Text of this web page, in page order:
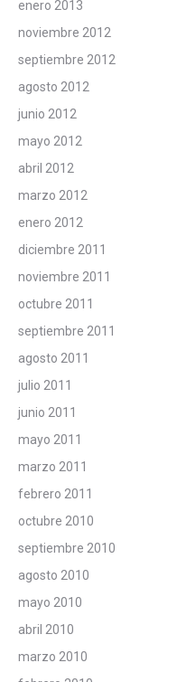
enero 2013
noviembre 2012
septiembre 2012
agosto 2012
junio 2012
mayo 2012
abril 2012
marzo 2012
enero 2012
diciembre 2011
noviembre 2011
octubre 2011
septiembre 2011
agosto 2011
julio 2011
junio 2011
mayo 2011
marzo 2011
febrero 2011
octubre 2010
septiembre 2010
agosto 2010
mayo 2010
abril 2010
marzo 2010